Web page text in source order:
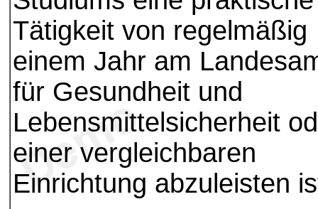
Tätigkeit von regelmäßig
einem Jahr am
für Gesundheit und
Lebensmittelsicherheit
einer vergleichbaren
Einrichtung abzuleisten